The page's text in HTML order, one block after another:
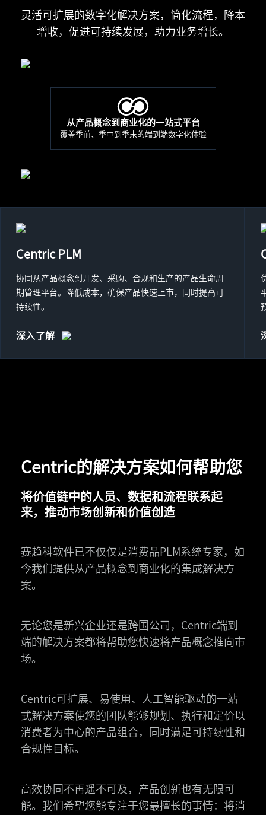
灵活可扩展的数字化解决方案，简化流程，降本
增收，促进可持续发展，助力业务增长。
从产品概念到商业化的一站式平台
覆盖季前、季中到季末的端到端数字化体验
Centric PLM
协同从产品概念到开发、采购、合规和生产的产品生命周
期管理平台。降低成本，确保产品快速上市，同时提高可
持续性。
深入了解
Centric的解决方案如何帮助您
将价值链中的人员、数据和流程联系起
来，推动市场创新和价值创造
赛趋科软件已不仅仅是消费品PLM系统专家，如
今我们提供从产品概念到商业化的集成解决方
案。
无论您是新兴企业还是跨国公司，Centric端到
端的解决方案都将帮助您快速将产品概念推向市
场。
Centric可扩展、易使用、人工智能驱动的一站
式解决方案使您的团队能够规划、执行和定价以
消费者为中心的产品组合，同时满足可持续性和
合规性目标。
高效协同不再遥不可及，产品创新也有无限可
能。我们希望您能专注于您最擅长的事情：将消